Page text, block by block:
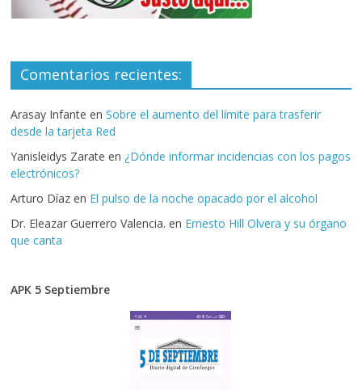
Comentarios recientes:
Arasay Infante enSobre el aumento del límite para trasferir
desde la tarjeta Red
Yanisleidys Zarate en ¿Dónde informar incidencias con los pagos
electrónicos?
Arturo Díaz en El pulso de la noche opacado por el alcohol
Dr. Eleazar Guerrero Valencia. en Ernesto Hill Olvera y su órgano
que canta
APK 5 Septiembre